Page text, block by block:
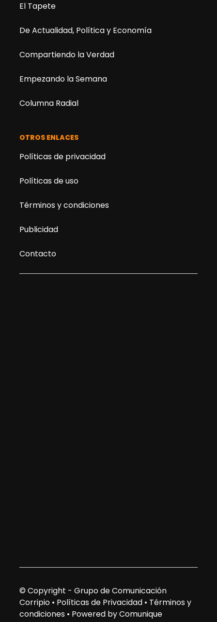
El Tapete
De Actualidad, Política y Economía
Compartiendo la Verdad
Empezando la Semana
Columna Radial
OTROS ENLACES
Políticas de privacidad
Políticas de uso
Términos y condiciones
Publicidad
Contacto
© Copyright - Grupo de Comunicación
Corripio • Políticas de Privacidad • Términos y
condiciones • Powered by Comunique